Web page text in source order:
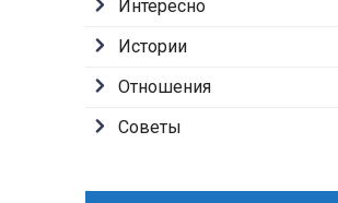
Интересно
Истории
Отношения
Советы